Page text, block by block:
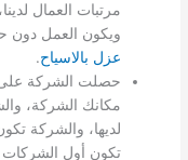
مرتبات العمال
ويكون العمل دون
عزل بالاسياح.
حصلت الشركة على
مكانك الشركة،
لديها، والشركة
تكون أول